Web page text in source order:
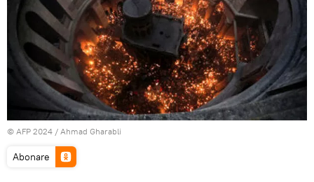
© AFP 2024 / Ahmad Gharabli
Abonare